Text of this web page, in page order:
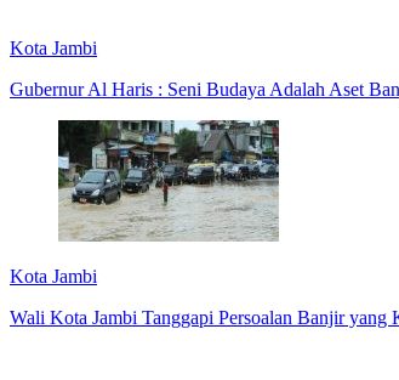
Kota Jambi
Gubernur Al Haris : Seni Budaya Adalah Aset
Kota Jambi
Wali Kota Jambi Tanggapi Persoalan Banjir yang